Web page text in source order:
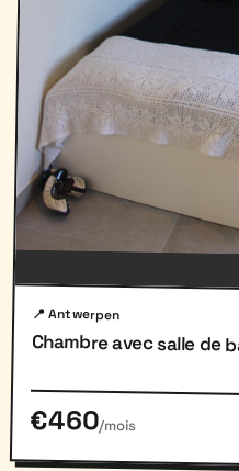
📍 Antwerpen
Chambre avec salle de
€460/mois